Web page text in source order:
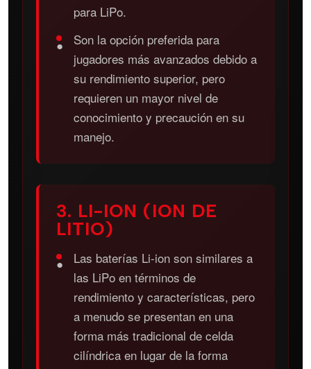
para LiPo.
●
Son la opción preferida para
jugadores más avanzados debido a
su rendimiento superior, pero
requieren un mayor nivel de
conocimiento y precaución en su
manejo.
3. LI-ION (ION DE
LITIO)
●
Las baterías Li-ion son similares a
las LiPo en términos de
rendimiento y características, pero
a menudo se presentan en una
forma más tradicional de celda
cilíndrica en lugar de la forma